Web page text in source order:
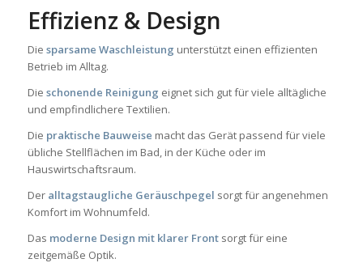
Effizienz & Design
Die sparsame Waschleistung unterstützt einen effizienten
Betrieb im Alltag.
Die schonende Reinigung eignet sich gut für viele alltägliche
und empfindlichere Textilien.
Die praktische Bauweise macht das Gerät passend für viele
übliche Stellflächen im Bad, in der Küche oder im
Hauswirtschaftsraum.
Der alltagstaugliche Geräuschpegel sorgt für angenehmen
Komfort im Wohnumfeld.
Das moderne Design mit klarer Frontsorgt für eine
zeitgemäße Optik.